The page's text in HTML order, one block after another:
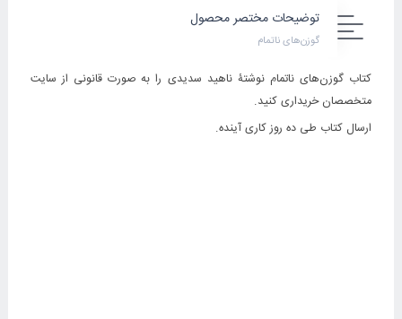
توضیحات مختصر محصول
گوزن‌های ناتمام
کتاب گوزن‌های ناتمام نوشتۀ ناهید سدیدی را به صورت قانونی از سایت
متخصصان خریداری کنید.
ارسال کتاب طی ده روز کاری آینده.